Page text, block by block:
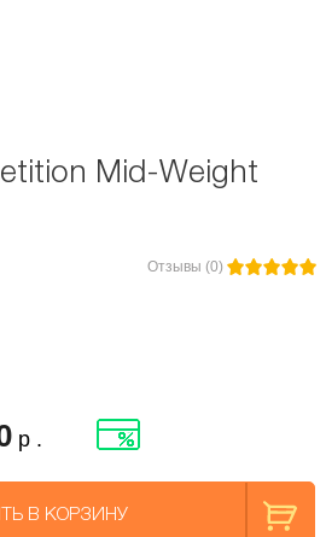
Mid-Weight
Отзывы (0)
р .
В КОРЗИНУ